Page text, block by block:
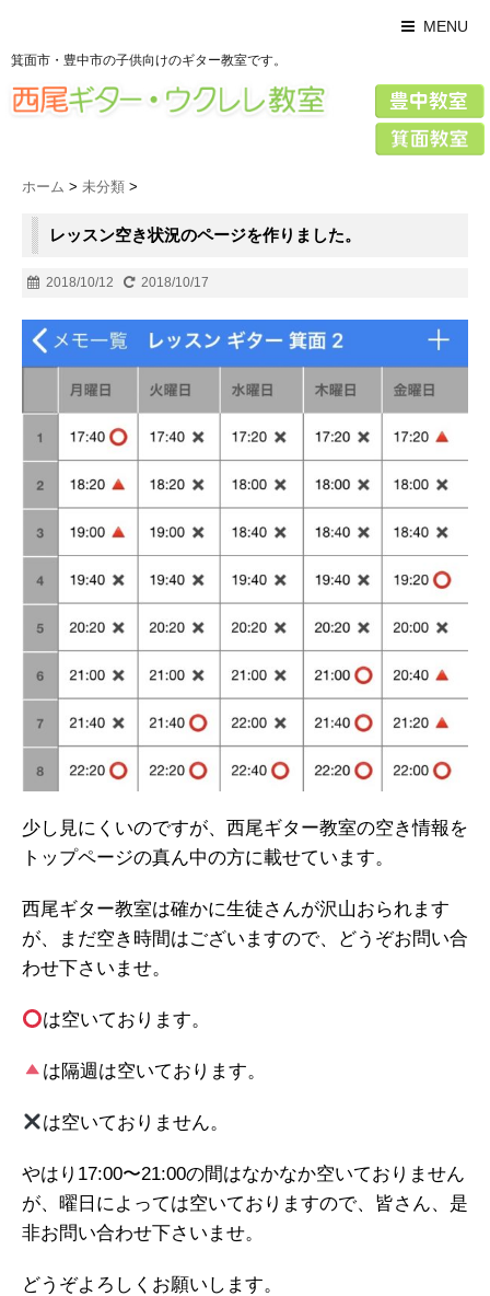
MENU
箕面市・豊中市の子供向けのギター教室です。
ホーム > 未分類 >
レッスン空き状況のページを作りました。
2018/10/12 2018/10/17
少し見にくいのですが、西尾ギター教室の空き情報を
トップページの真ん中の方に載せています。
西尾ギター教室は確かに生徒さんが沢山おられます
が、まだ空き時間はございますので、どうぞお問い合
わせ下さいませ。
は空いております。
は隔週は空いております。
は空いておりません。
やはり17:00〜21:00の間はなかなか空いておりません
が、曜日によっては空いておりますので、皆さん、是
非お問い合わせ下さいませ。
どうぞよろしくお願いします。